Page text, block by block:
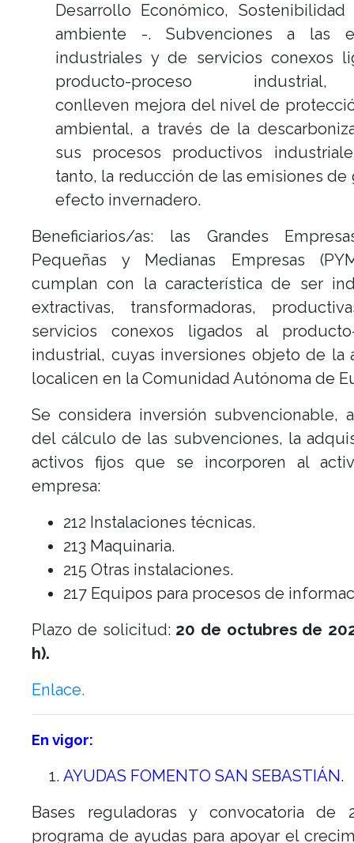
Desarrollo Económico,
ambiente -. Subvenciones a las
industriales y de servicios conexos
producto-proceso
conlleven mejora del nivel de
ambiental, a través de la
sus procesos productivos
tanto, la reducción de las emisiones de
efecto invernadero.
Beneficiarios/as: las Grandes
Pequeñas y Medianas Empresas
cumplan con la característica de ser
extractivas, transformadoras,
servicios conexos ligados al
industrial, cuyas inversiones objeto de la
localicen en la Comunidad Autónoma de
Se considera inversión subvencionable,
del cálculo de las subvenciones, la
activos fijos que se incorporen al
empresa:
212 Instalaciones técnicas.
213 Maquinaria.
215 Otras instalaciones.
217 Equipos para procesos de
Plazo de solicitud: 20 de octubres de
h).
Enlace.
En vigor:
AYUDAS FOMENTO SAN SEBASTIÁN.
Bases reguladoras y convocatoria de
programa de ayudas para apoyar el